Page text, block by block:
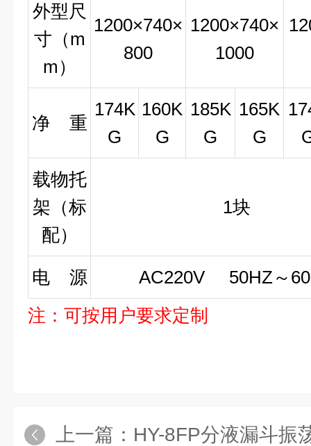
外型尺
寸（m
m）
1200×740×
800
1200×740×
1000
净 重
174K
G
160K
G
185K
G
165K
G
载物托
架（标
配）
1块
电 源
AC220V 50HZ～
注：可按用户要求定制
上一篇： HY-8FP分液漏斗振